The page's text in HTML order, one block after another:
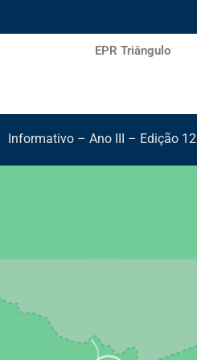
EPR Triângulo
Informativo – Ano III – Edição 12